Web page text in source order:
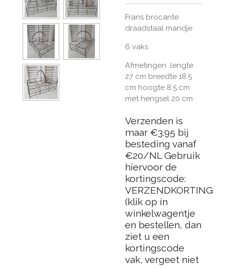
Frans brocante
draadstaal mandje
6 vaks
Afmetingen lengte
27 cm breedte 18.5
cm hoogte 8.5 cm
met hengsel 20 cm
Verzenden is
maar €3.95 bij
besteding vanaf
€20/NL Gebruik
hiervoor de
kortingscode:
VERZENDKORTING
(klik op in
winkelwagentje
en bestellen, dan
ziet u een
kortingscode
vak, vergeet niet